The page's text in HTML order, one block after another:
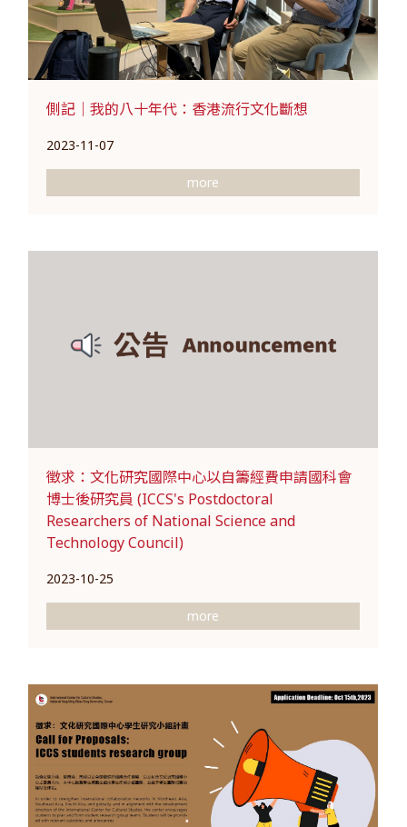
側記｜我的八十年代：香港流行文化斷想
2023-11-07
more
徵求：文化研究國際中心以自籌經費申請國科會
博士後研究員 (ICCS's Postdoctoral
Researchers of National Science and
Technology Council)
2023-10-25
more